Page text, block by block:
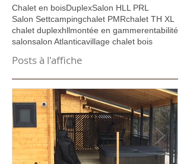
Chalet en boisDuplexSalon HLL PRL
Salon Settcampingchalet PMRchalet TH XL
chalet duplexhllmontée en gammerentabilité
salonsalon Atlanticavillage chalet bois
Posts à l'affiche